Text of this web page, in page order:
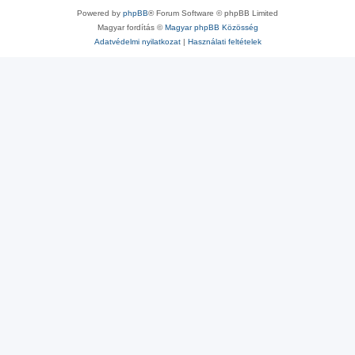
Powered by phpBB® Forum Software © phpBB Limited
Magyar fordítás ©Magyar phpBB Közösség
Adatvédelmi nyilatkozat| Használati feltételek